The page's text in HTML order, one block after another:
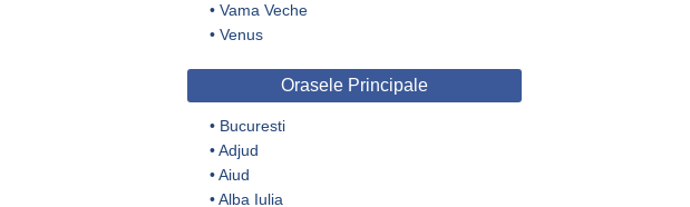
• Vama Veche
• Venus
Orasele Principale
• Bucuresti
•Adjud
•Aiud
•Alba Iulia